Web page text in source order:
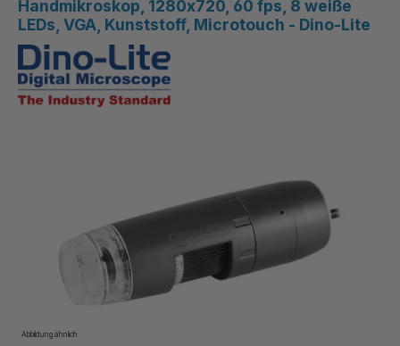
Handmikroskop, 1280x720, 60 fps, 8 weiße
LEDs, VGA, Kunststoff, Microtouch - Dino-Lite
Abbildung ähnlich